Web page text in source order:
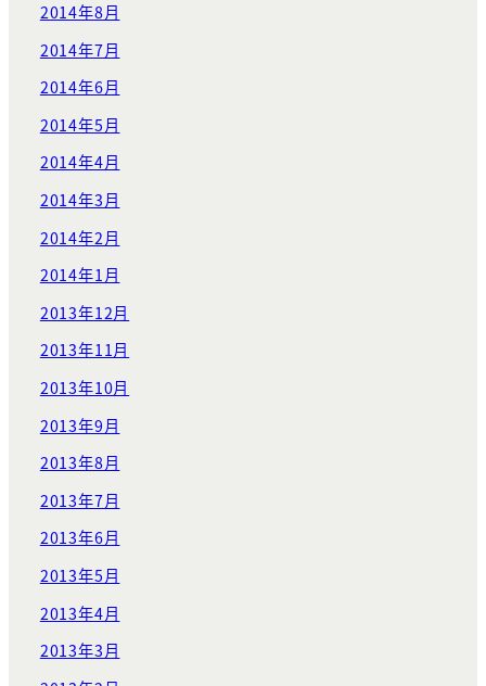
2014年8月
2014年7月
2014年6月
2014年5月
2014年4月
2014年3月
2014年2月
2014年1月
2013年12月
2013年11月
2013年10月
2013年9月
2013年8月
2013年7月
2013年6月
2013年5月
2013年4月
2013年3月